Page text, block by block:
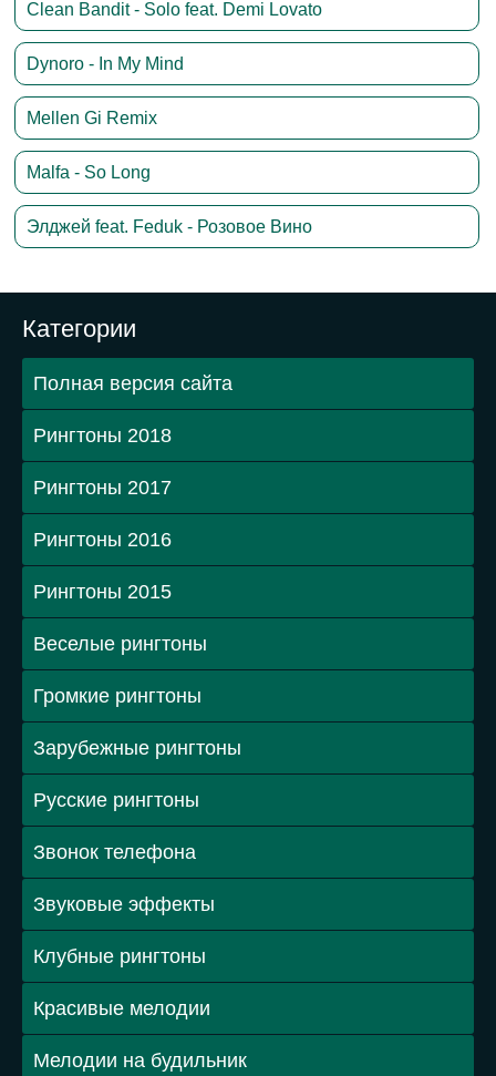
Clean Bandit - Solo feat. Demi Lovato
Dynoro - In My Mind
Mellen Gi Remix
Malfa - So Long
Элджей feat. Feduk - Розовое Вино
Категории
Полная версия сайта
Рингтоны 2018
Рингтоны 2017
Рингтоны 2016
Рингтоны 2015
Веселые рингтоны
Громкие рингтоны
Зарубежные рингтоны
Русские рингтоны
Звонок телефона
Звуковые эффекты
Клубные рингтоны
Красивые мелодии
Мелодии на будильник